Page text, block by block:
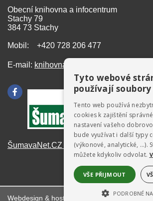
Obecní knihovna a infocentrum
Stachy 79
384 73 Stachy
Mobil: +420 728 206 477
E-mail: knihovna@stachy.net
ŠumavaNet.CZ - informace o regionu
Webdesign & hosting: ŠumavaNet.CZ
Tyto webové
používají
Tento web používá
cookies k zajištění
nastavení vašeho
bude využívat i další typy
(výkonové, analytické, …).
můžete kdykoliv odvolat.
VŠE PŘIJMOUT
PODROBNÉ